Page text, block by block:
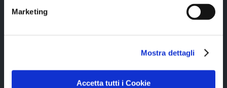
Marketing
Mostra dettagli
Accetta tutti i Cookie
05894340966